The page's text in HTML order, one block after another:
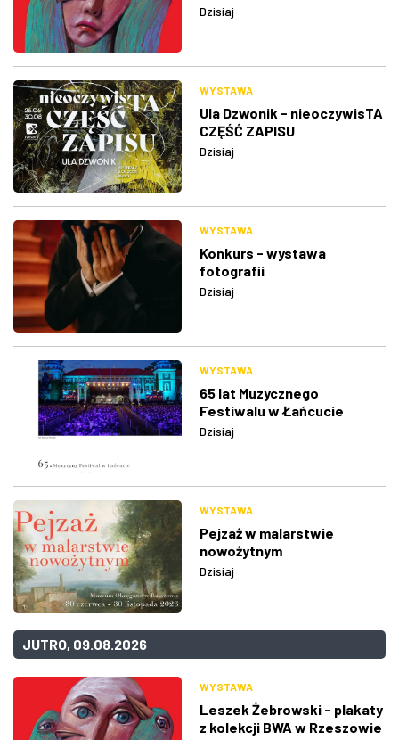
Dzisiaj
WYSTAWA
Ula Dzwonik - nieoczywisTA
CZĘŚĆ ZAPISU
Dzisiaj
WYSTAWA
Konkurs - wystawa
fotografii
Dzisiaj
WYSTAWA
65 lat Muzycznego
Festiwalu w Łańcucie
Dzisiaj
WYSTAWA
Pejzaż w malarstwie
nowożytnym
Dzisiaj
JUTRO, 09.08.2026
WYSTAWA
Leszek Żebrowski - plakaty
z kolekcji BWA w Rzeszowie